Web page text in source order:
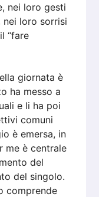
nei loro gesti
nei loro sorrisi
“fare
giornata è
ha messo a
e li ha poi
comuni
è emersa, in
me è centrale
del
del singolo.
comprende